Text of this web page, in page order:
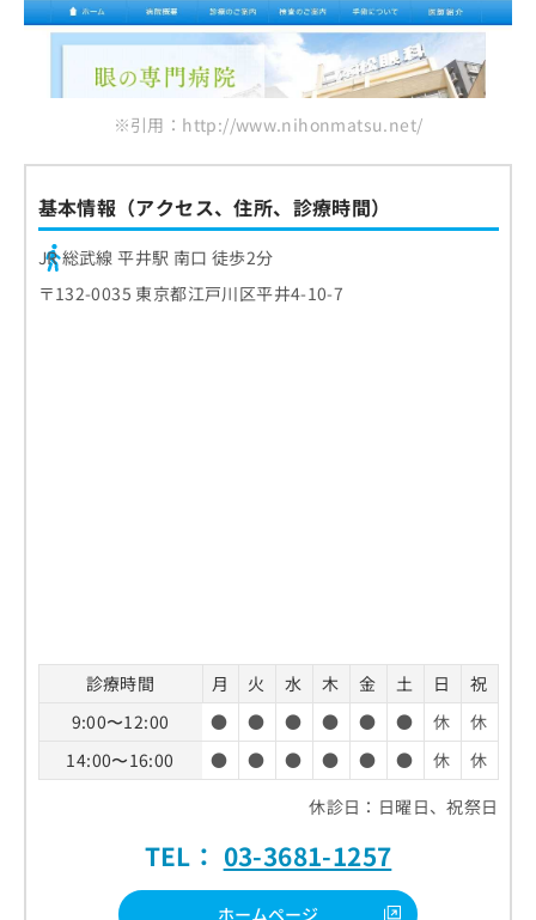
※引用：http://www.nihonmatsu.net/
基本情報（アクセス、住所、診療時間）
JR 総武線 平井駅 南口 徒歩2分
〒132-0035 東京都江戸川区平井4-10-7
診療時間 月 火 水 木 金 土 日
祝
9:00〜12:00
● ● ● ● ● ● 休
休
14:00〜16:00
● ● ● ● ● ● 休
休
休診日：日曜日、祝祭日
TEL： 03-3681-1257
ホームページ